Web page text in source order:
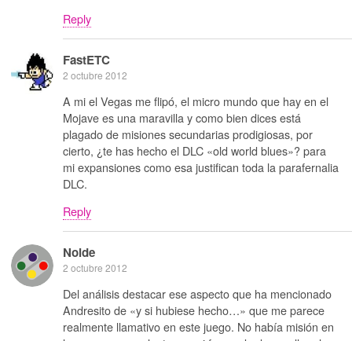
Reply
FastETC
2 octubre 2012
A mi el Vegas me flipó, el micro mundo que hay en el
Mojave es una maravilla y como bien dices está
plagado de misiones secundarias prodigiosas, por
cierto, ¿te has hecho el DLC «old world blues»? para
mi expansiones como esa justifican toda la parafernalia
DLC.
Reply
Noide
2 octubre 2012
Del análisis destacar ese aspecto que ha mencionado
Andresito de «y si hubiese hecho…» que me parece
realmente llamativo en este juego. No había misión en